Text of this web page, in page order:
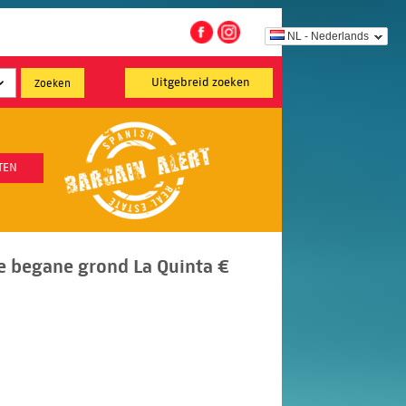
NL - Nederlands
Uitgebreid zoeken
begane grond La Quinta €